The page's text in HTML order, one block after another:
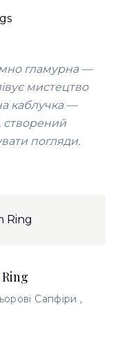
гламурна —
мистецтво
каблучка —
створений
погляди.
Сапфіри ,